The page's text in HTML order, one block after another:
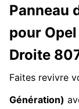
Panneau
pour
Droite
Faites revivre
Génération)